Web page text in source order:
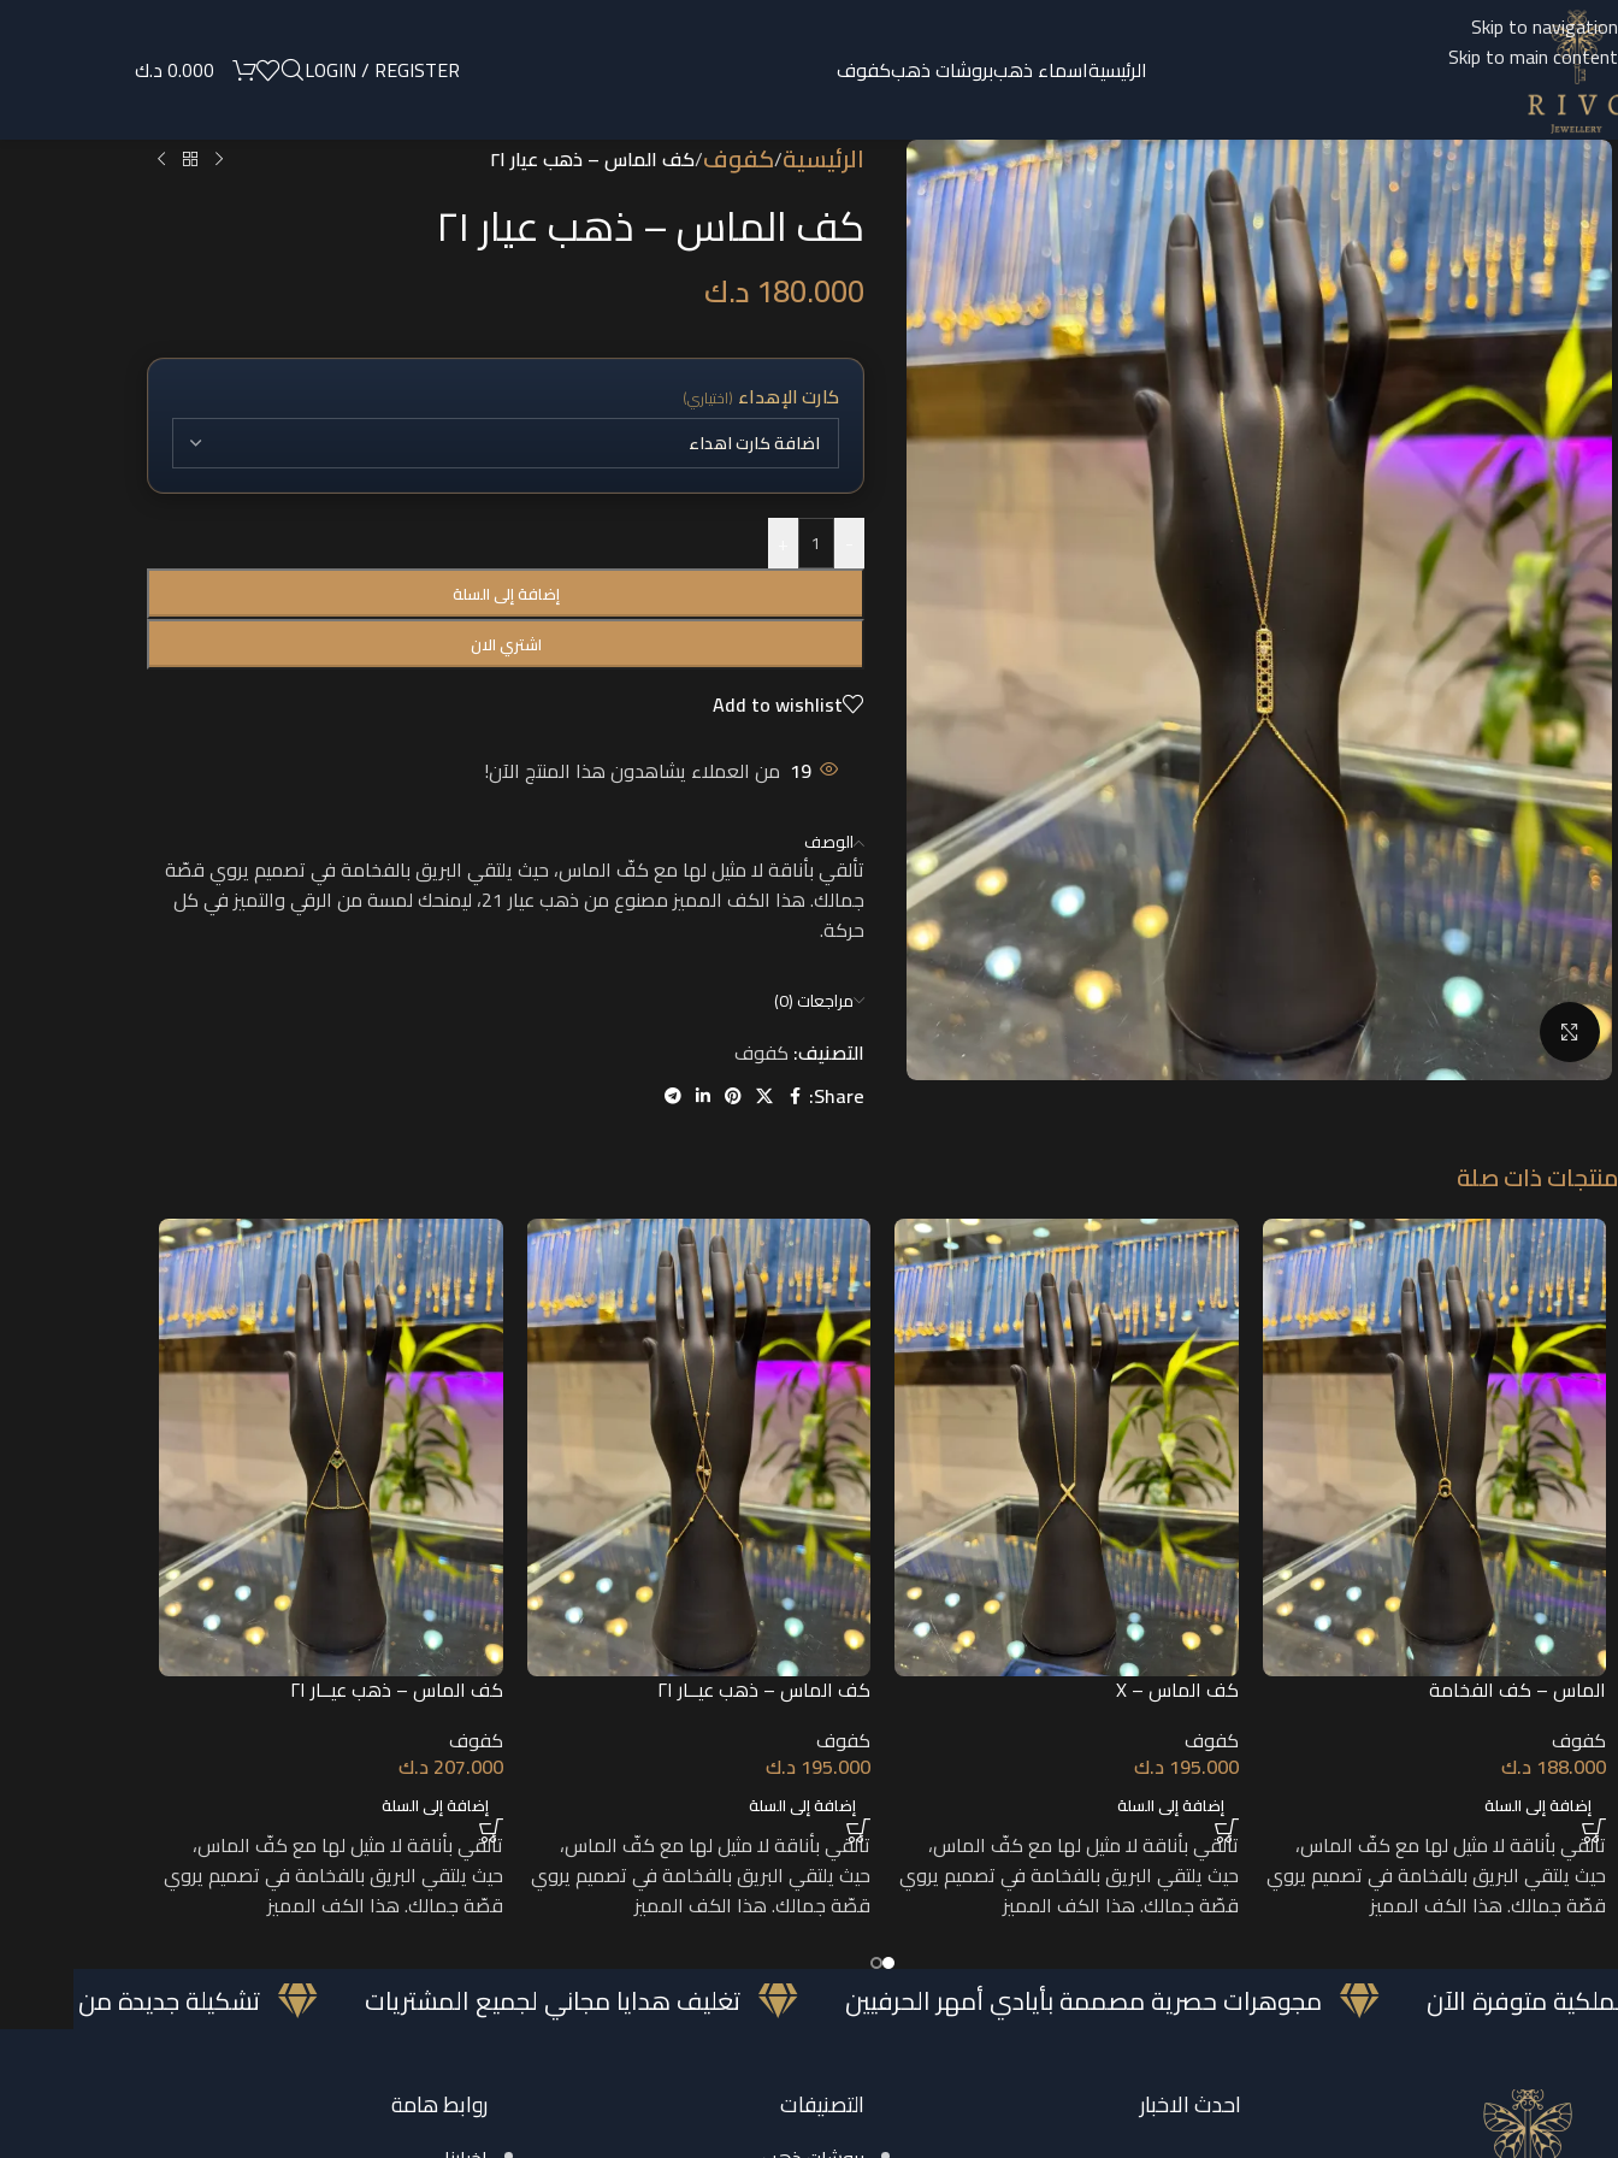
Skip to navigation
Skip to main content
الرئيسيةاسماء ذهببروشات ذهبكفوف LOGIN / REGISTER
0.000د.ك
Click to enlarge
الرئيسية/كفوف/كف الماس – ذهب عيار ٢١
كف الماس – ذهب عيار ٢١
180.000د.ك
كارت الإهداء (اختياري)
إضافة إلى السلة
اشتري الان
Add to wishlist
19 من العملاء يشاهدون هذا المنتج الآن!
الوصف
تألقي بأناقة لا مثيل لها مع كفّ الماس، حيث يلتقي البريق بالفخامة في تصميم يروي قصّة
جمالك. هذا الكف المميز مصنوع من ذهب عيار 21، ليمنحك لمسة من الرقي والتميز في كل
حركة.
مراجعات (0)
التصنيف: كفوف
Share:
منتجات ذات صلة
الماس – كف الفخامة
كفوف
188.000 د.ك
إضافة إلى السلة
تألقي بأناقة لا مثيل لها مع كفّ الماس،
حيث يلتقي البريق بالفخامة في تصميم يروي
قصّة جمالك. هذا الكف المميز
كف الماس – X
كفوف
195.000 د.ك
إضافة إلى السلة
تألقي بأناقة لا مثيل لها مع كفّ الماس،
حيث يلتقي البريق بالفخامة في تصميم يروي
قصّة جمالك. هذا الكف المميز
كف الماس – ذهب عيــار ٢١
كفوف
195.000 د.ك
إضافة إلى السلة
تألقي بأناقة لا مثيل لها مع كفّ الماس،
حيث يلتقي البريق بالفخامة في تصميم يروي
قصّة جمالك. هذا الكف المميز
كف الماس – ذهب عيــار ٢١
كفوف
207.000د.ك
إضافة إلى السلة
تألقي بأناقة لا مثيل لها مع كفّ الماس،
حيث يلتقي البريق بالفخامة في تصميم يروي
قصّة جمالك. هذا الكف المميز
الملكية متوفرة الآن مجوهرات حصرية مصممة بأيادي أمهر الحرفيين تغليف هدايا مجاني لجميع المشتريات تشكيلة جديدة من
احدث الاخبار التصنيفات روابط هامة